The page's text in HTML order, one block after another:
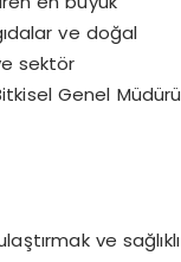
ve doğal
sektör
Genel Müdürü
ve sağlıklı